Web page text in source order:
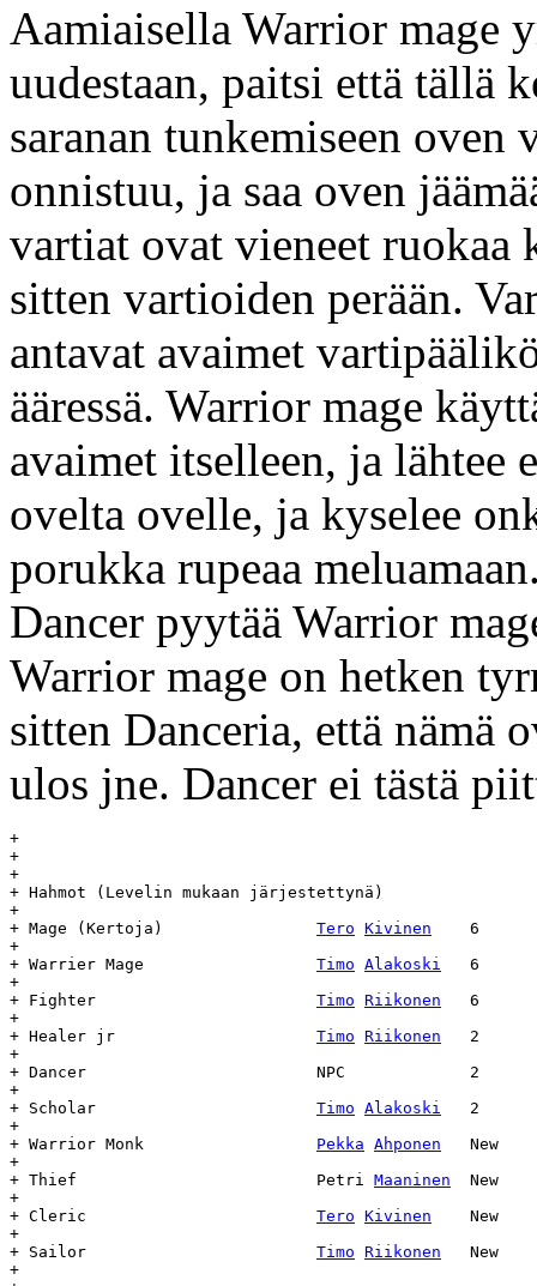
Aamiaisella Warrior mage
uudestaan, paitsi että tällä
saranan tunkemiseen oven
onnistuu, ja saa oven
vartiat ovat vieneet
sitten vartioiden perään.
antavat avaimet
ääressä. Warrior mage
avaimet itselleen, ja lähtee
ovelta ovelle, ja kyselee
porukka rupeaa
Dancer pyytää Warrior
Warrior mage on hetken
sitten Danceria, että nämä
ulos jne. Dancer ei tästä
+
+
+
+ Hahmot (Levelin mukaan järjestettynä)
+
Tero Kivinen
+
Timo Alakoski
+
Timo Riikonen
+
Timo Riikonen
+
+ Dancer			NPC		2	2
+
Timo Alakoski
+
Pekka Ahponen
+
+ Thief				Petri Maaninen
+
Tero Kivinen
+
Timo Riikonen
+